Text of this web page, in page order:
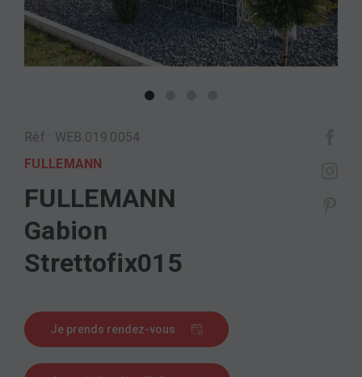
Réf : WEB.019.0054
FULLEMANN
FULLEMANN
Gabion
Strettofix015
Je prends rendez-vous